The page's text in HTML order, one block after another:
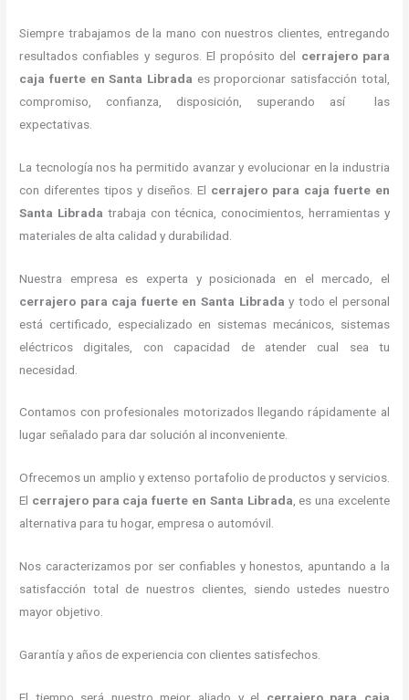
Siempre trabajamos de la mano con nuestros clientes, entregando
resultados confiables y seguros. El propósito del cerrajero para
caja fuerteen Santa Librada es proporcionar satisfacción total,
compromiso, confianza, disposición, superando así las
expectativas.
La tecnología nos ha permitido avanzar y evolucionar en la industria
con diferentes tipos y diseños. El cerrajero para caja fuerteen
Santa Librada trabaja con técnica, conocimientos, herramientas y
materiales de alta calidad y durabilidad.
Nuestra empresa es experta y posicionada en el mercado, el
cerrajero para caja fuerteen Santa Librada y todo el personal
está certificado, especializado en sistemas mecánicos, sistemas
eléctricos digitales, con capacidad de atender cual sea tu
necesidad.
Contamos con profesionales motorizados llegando rápidamente al
lugar señalado para dar solución al inconveniente.
Ofrecemos un amplio y extenso portafolio de productos y servicios.
El cerrajero para caja fuerte en Santa Librada, es una excelente
alternativa para tu hogar, empresa o automóvil.
Nos caracterizamos por ser confiables y honestos, apuntando a la
satisfacción total de nuestros clientes, siendo ustedes nuestro
mayor objetivo.
Garantía y años de experiencia con clientes satisfechos.